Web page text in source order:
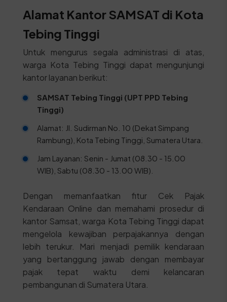
Alamat Kantor SAMSAT di Kota
Tebing Tinggi
Untuk mengurus segala administrasi di atas,
warga Kota Tebing Tinggi dapat mengunjungi
kantor layanan berikut:
SAMSAT Tebing Tinggi (UPT PPD Tebing
Tinggi)
Alamat: Jl. Sudirman No. 10 (Dekat Simpang
Rambung), Kota Tebing Tinggi, Sumatera Utara.
Jam Layanan: Senin - Jumat (08.30 - 15.00
WIB), Sabtu (08.30 - 13.00 WIB).
Dengan memanfaatkan fitur Cek Pajak
Kendaraan Online dan memahami prosedur di
kantor Samsat, warga Kota Tebing Tinggi dapat
mengelola kewajiban perpajakannya dengan
lebih terukur. Mari menjadi pemilik kendaraan
yang bertanggung jawab dengan membayar
pajak tepat waktu demi kelancaran
pembangunan di Sumatera Utara.